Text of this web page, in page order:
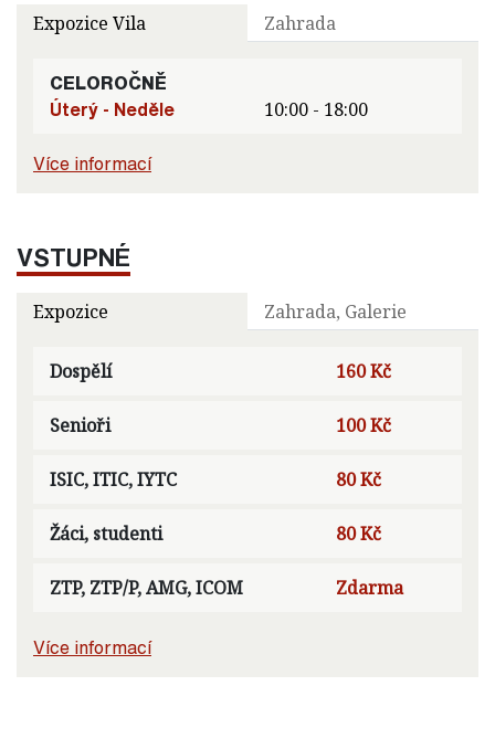
Expozice Vila Zahrada
CELOROČNĚ
Úterý - Neděle
10:00 - 18:00
Více informací
VSTUPNÉ
Expozice Zahrada, Galerie
Dospělí 160 Kč
Senioři 100 Kč
ISIC, ITIC, IYTC 80 Kč
Žáci, studenti 80 Kč
ZTP, ZTP/P, AMG, ICOM Zdarma
Více informací